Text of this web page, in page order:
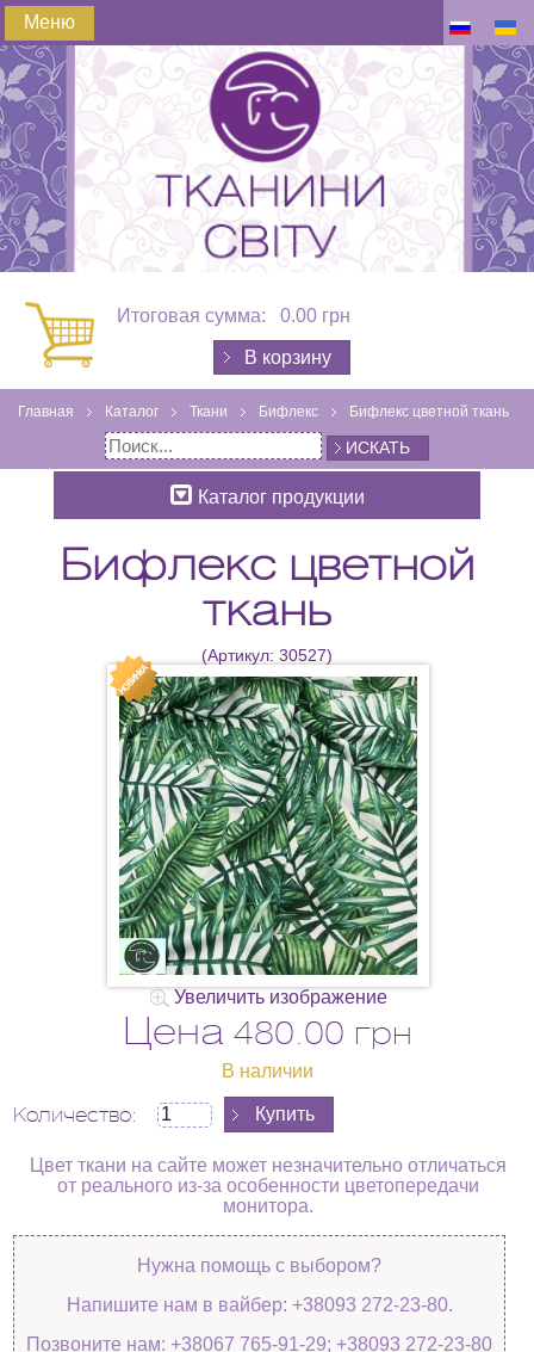
Меню
Итоговая сумма: 0.00 грн
В корзину
Главная Каталог Ткани Бифлекс Бифлекс цветной ткань
ИСКАТЬ
Каталог продукции
Бифлекс цветной
ткань
(Артикул: 30527)
Увеличить изображение
Цена 480.00 грн
В наличии
Количество:
Цвет ткани на сайте может незначительно отличаться
от реального из-за особенности цветопередачи
монитора.
Нужна помощь с выбором?
Напишите нам в вайбер: +38093 272-23-80.
Позвоните нам: +38067 765-91-29; +38093 272-23-80